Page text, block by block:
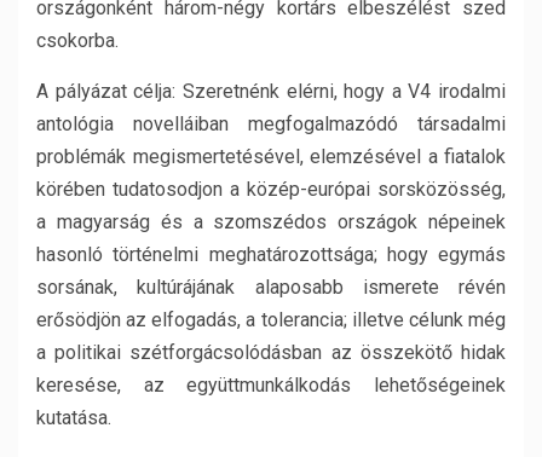
országonként három-négy kortárs elbeszélést szed
csokorba.
A pályázat célja: Szeretnénk elérni, hogy a V4 irodalmi
antológia novelláiban megfogalmazódó társadalmi
problémák megismertetésével, elemzésével a fiatalok
körében tudatosodjon a közép-európai sorsközösség,
a magyarság és a szomszédos országok népeinek
hasonló történelmi meghatározottsága; hogy egymás
sorsának, kultúrájának alaposabb ismerete révén
erősödjön az elfogadás, a tolerancia; illetve célunk még
a politikai szétforgácsolódásban az összekötő hidak
keresése, az együttmunkálkodás lehetőségeinek
kutatása.